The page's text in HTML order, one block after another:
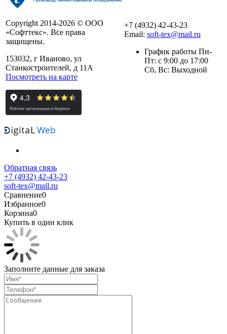
Copyright 2014-2026 © ООО
«Софттекс». Все права
защищены.
153032, г Иваново, ул
Станкостроителей, д 11А
Посмотреть на карте
+7 (4932) 42-43-23
Email: soft-tex@mail.ru
График работы Пн-
Пт: с 9:00 до 17:00
Сб, Вс: Выходной
Обратная связь
+7 (4932) 42-43-23
soft-tex@mail.ru
Сравнение0
Избранное0
Корзина0
Купить в один клик
Заполните данные для заказа